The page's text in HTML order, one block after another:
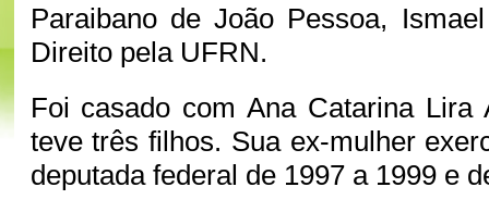
Paraibano de João Pessoa,
Direito pela UFRN.
Foi casado com Ana Catarina Lira
teve três filhos. Sua ex-mulher
deputada federal de 1997 a 1999 e